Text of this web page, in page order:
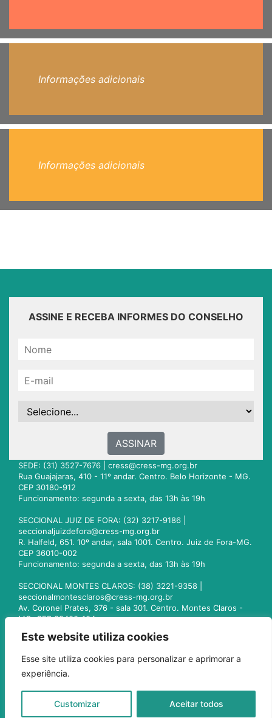
Este website utiliza cookies
Esse site utiliza cookies para personalizar e aprimorar a
experiência.
Customizar Aceitar todos
Informações adicionais
Informações adicionais
ASSINE E RECEBA INFORMES DO CONSELHO
ASSINAR
SEDE: (31) 3527-7676 | cress@cress-mg.org.br
Rua Guajajaras, 410 - 11º andar. Centro. Belo Horizonte - MG.
CEP 30180-912
Funcionamento: segunda a sexta, das 13h às 19h
SECCIONAL JUIZ DE FORA: (32) 3217-9186 |
seccionaljuizdefora@cress-mg.org.br
R. Halfeld, 651. 10º andar, sala 1001. Centro. Juiz de Fora-MG.
CEP 36010-002
Funcionamento: segunda a sexta, das 13h às 19h
SECCIONAL MONTES CLAROS: (38) 3221-9358 |
seccionalmontesclaros@cress-mg.org.br
Av. Coronel Prates, 376 - sala 301. Centro. Montes Claros -
MG. CEP 39400-104
seccionaluberlandia@cress-mg.org.br
Av. Afonso Pena, 547 - sala 101. Uberlândia - MG. CEP